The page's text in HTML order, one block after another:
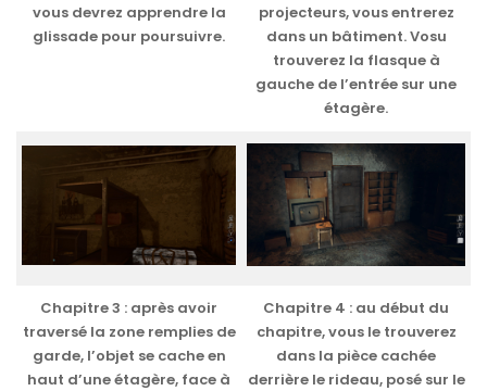
vous devrez apprendre la
glissade pour poursuivre.
projecteurs, vous entrerez
dans un bâtiment. Vosu
trouverez la flasque à
gauche de l’entrée sur une
étagère.
Chapitre 3 : après avoir
traversé la zone remplies de
garde, l’objet se cache en
haut d’une étagère, face à
Chapitre 4 : au début du
chapitre, vous le trouverez
dans la pièce cachée
derrière le rideau, posé sur le